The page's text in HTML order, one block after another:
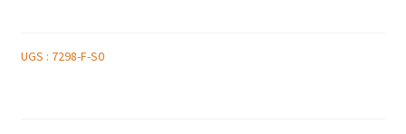
MAREE
UGS : 7298-F-S0